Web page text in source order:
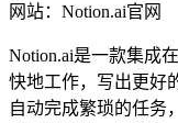
网站：Notion.ai官网
Notion.ai是一款集成
快地工作，写出更好
自动完成繁琐的任务